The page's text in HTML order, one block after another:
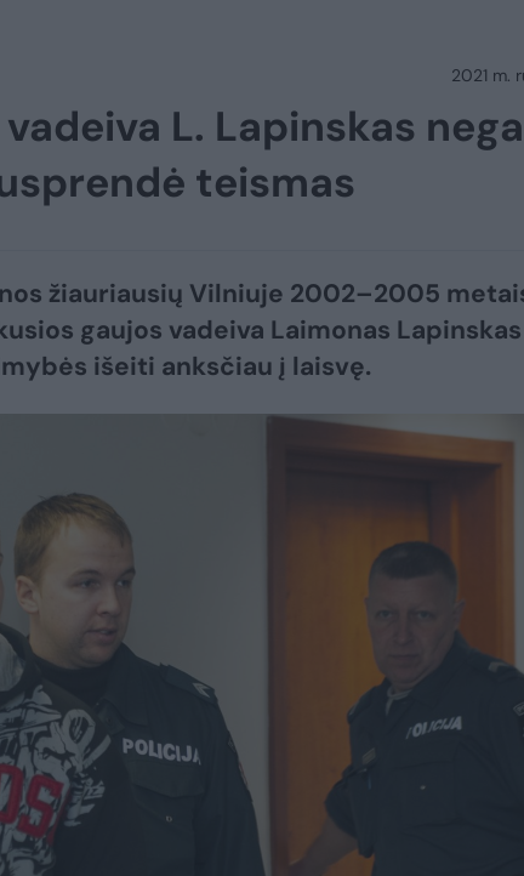
2021 m.
L. Lapinskas
teismas
žiauriausių Vilniuje 2002–2005
gaujos vadeiva Laimonas
išeiti anksčiau į laisvę.